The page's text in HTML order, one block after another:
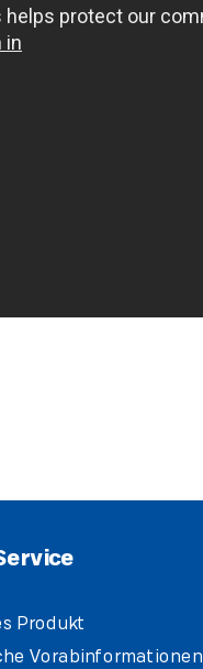
Produkt
Vorabinformationen